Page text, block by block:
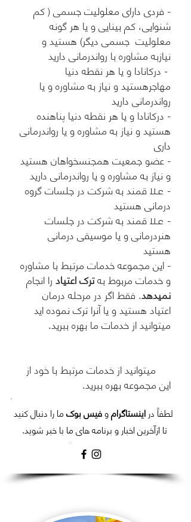
- فردی دارای معلولیت جسمی ( کم
شنوایی، کم بینایی و یا هر گونه
معلولیت جسمی دیگر) هستید و
نیازبه مشاوره با رواندرمانی دارید
- درکانادا و یا هر نقطه دنیا
مهاجرهستید و نیاز به مشاوره و یا
رواندرمانی دارید
- درکانادا و یا هر نقطه دنیا پناهنده
هستید و نیاز به مشاوره و یا رواندرمانی
داری
- عضو جمعیت همجنسخواهان هستید
و نیاز به مشاوره و یا رواندرمانی دارید
- علا قمند به شرکت در جلسات گروه
درمانی هستید
- علا قمند به شرکت در جلسات
هنردرمانی و یا موسیقی درمانی
هستید
- این مجموعه خدمات مرتبط با مشاوره
و خدمات مربوط بهترک اعتیادرا انجام
نمیدهد. فقط اگر در مرحله درمان
اعتیاد هستید و یا آنرا ترک نموده اید
میتوانید از خدمات ما بهره ببرید.
میتوانید از خدمات مرتبط با خود از
این مجموعه بهره ببرید.
لطفاً در اینستاگراموفیس بوکما را دنبال کنید
تا ازآخرین اخبار و برنامه های ما با خبر شوید.